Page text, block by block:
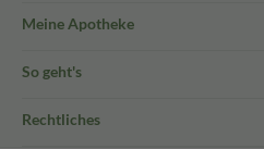
Meine Apotheke
So geht's
Rechtliches